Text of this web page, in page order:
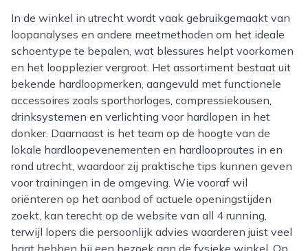
In de winkel in utrecht wordt vaak gebruikgemaakt van
loopanalyses en andere meetmethoden om het ideale
schoentype te bepalen, wat blessures helpt voorkomen
en het loopplezier vergroot. Het assortiment bestaat uit
bekende hardloopmerken, aangevuld met functionele
accessoires zoals sporthorloges, compressiekousen,
drinksystemen en verlichting voor hardlopen in het
donker. Daarnaast is het team op de hoogte van de
lokale hardloopevenementen en hardlooproutes in en
rond utrecht, waardoor zij praktische tips kunnen geven
voor trainingen in de omgeving. Wie vooraf wil
oriënteren op het aanbod of actuele openingstijden
zoekt, kan terecht op de website van all 4 running,
terwijl lopers die persoonlijk advies waarderen juist veel
baat hebben bij een bezoek aan de fysieke winkel. Op